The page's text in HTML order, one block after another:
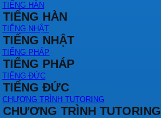
TIẾNG HÀN
TIẾNG HÀN
TIẾNG NHẬT
TIẾNG NHẬT
TIẾNG PHÁP
TIẾNG PHÁP
TIẾNG ĐỨC
TIẾNG ĐỨC
CHƯƠNG TRÌNH TUTORING
CHƯƠNG TRÌNH TUTORING